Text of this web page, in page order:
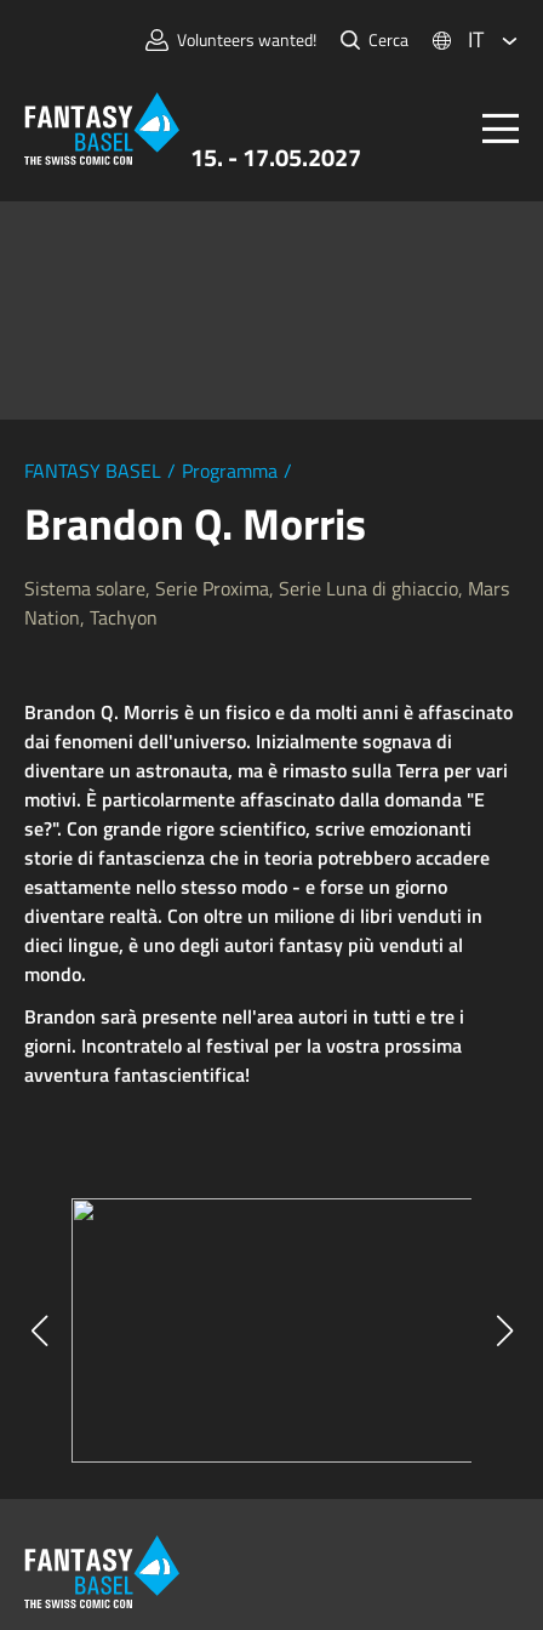
15. - 17.05.2027
Volunteers wanted! Cerca IT
FANTASY BASEL / Programma /
Brandon Q. Morris
Sistema solare, Serie Proxima, Serie Luna di ghiaccio, Mars
Nation, Tachyon
Brandon Q. Morris è un fisico e da molti anni è affascinato
dai fenomeni dell'universo. Inizialmente sognava di
diventare un astronauta, ma è rimasto sulla Terra per vari
motivi. È particolarmente affascinato dalla domanda "E
se?". Con grande rigore scientifico, scrive emozionanti
storie di fantascienza che in teoria potrebbero accadere
esattamente nello stesso modo - e forse un giorno
diventare realtà. Con oltre un milione di libri venduti in
dieci lingue, è uno degli autori fantasy più venduti al
mondo.
Brandon sarà presente nell'area autori in tutti e tre i
giorni. Incontratelo al festival per la vostra prossima
avventura fantascientifica!